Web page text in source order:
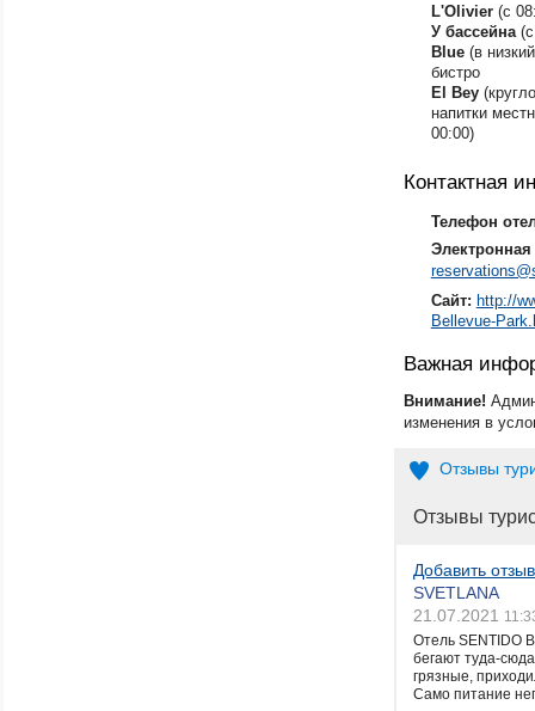
L'Olivier (с
У бассейна
Blue (в
бистро
El Bey
напитки
00:00)
Контактная
Телефон
Электронная
Сайт: http://
Bellevue-
Важная
Внимание!
изменения в
Отзывы
Отзывы
Добавить отзыв
SVETLANA
21.07.2021
Отель SENTIDO
бегают туда-
грязные,
Само питание